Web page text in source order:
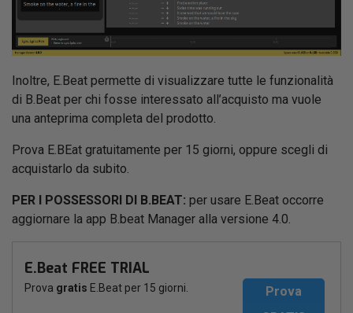
Inoltre, E.Beat permette di visualizzare tutte le funzionalità
di B.Beat per chi fosse interessato all’acquisto ma vuole
una anteprima completa del prodotto.
Prova E.BEat gratuitamente per 15 giorni, oppure scegli di
acquistarlo da subito.
PER I POSSESSORI DI B.BEAT: per usare E.Beat occorre
aggiornare la app B.beat Manager alla versione 4.0.
E.Beat FREE TRIAL
Prova gratis E.Beat per 15 giorni.
Prova